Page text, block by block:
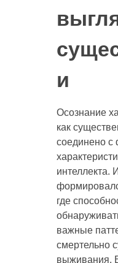
и
Осознание
как
соединено
интеллекта.
где
важные
смертельно
выживания.